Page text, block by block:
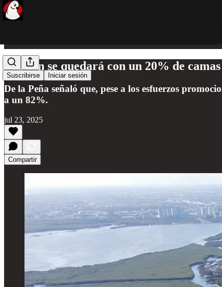
Suscribirse Iniciar sesión
Cancún se quedará con un 20% de
De la Peña señaló que, pese a los esfuerzos
a un 82%.
jul 23, 2025
Compartir